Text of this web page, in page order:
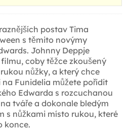
postav Tima
s těmito novýmy
Johnny Deppje
coby těžce zkoušený
nůžky, a který chce
na Funidelia můžete pořídit
Edwarda s rozcuchanou
tváře a dokonale bledým
s nůžkami místo rukou, které
konce.